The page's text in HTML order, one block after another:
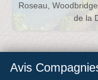
Roseau,
de la
Avis